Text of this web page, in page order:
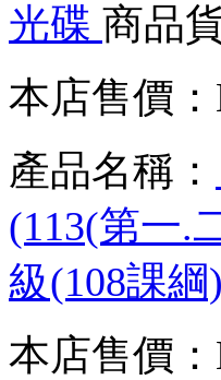
光碟 商品
本店售價：
產品名稱：
(113(第一.
級(108課
本店售價：